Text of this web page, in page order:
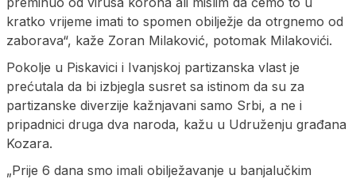
kratko vrijeme imati to spomen obilježje da otrgnemo od
zaborava“, kaže Zoran Milaković, potomak Milakovići.
Pokolje u Piskavici i Ivanjskoj partizanska vlast je
prećutala da bi izbjegla susret sa istinom da su za
partizanske diverzije kažnjavani samo Srbi, a ne i
pripadnici druga dva naroda, kažu u Udruženju građana
Kozara.
„Prije 6 dana smo imali obilježavanje u banjalučkim